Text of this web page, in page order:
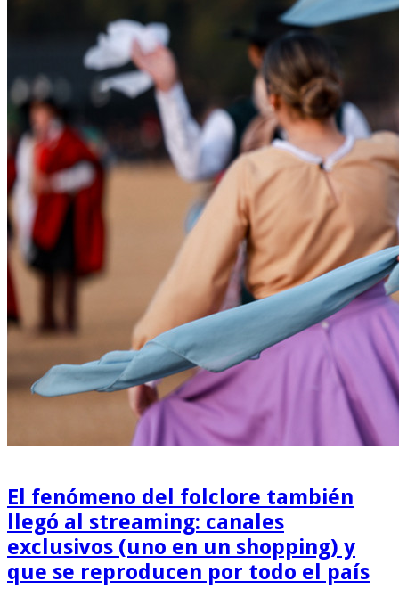
El fenómeno del folclore también
llegó al streaming: canales
exclusivos (uno en un shopping) y
que se reproducen por todo el país